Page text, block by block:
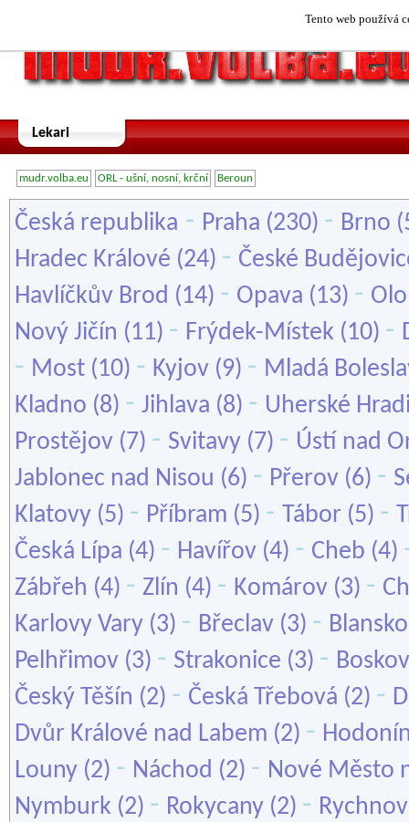
Tento web používá
Lekari
mudr.volba.eu ORL - ušní, nosní, krční Beroun
Česká republika - Praha (230) - Brno
Hradec Králové (24) - České
Havlíčkův Brod (14) - Opava (13) -
Nový Jičín (11) - Frýdek-Místek (10) -
- Most (10) - Kyjov (9) - Mladá
Kladno (8) - Jihlava (8) - Uherské
Prostějov (7) - Svitavy (7) - Ústí nad
Jablonec nad Nisou (6) - Přerov (6) -
Klatovy (5) - Příbram (5) - Tábor (5) -
Česká Lípa (4) - Havířov (4) - Cheb (4)
Zábřeh (4) - Zlín (4) - Komárov (3) -
Karlovy Vary (3) - Břeclav (3) - Blansko
Pelhřimov (3) - Strakonice (3) -
Český Těšín (2) - Česká Třebová (2) -
Dvůr Králové nad Labem (2) -
Louny (2) - Náchod (2) - Nové Město
Nymburk (2) - Rokycany (2) -